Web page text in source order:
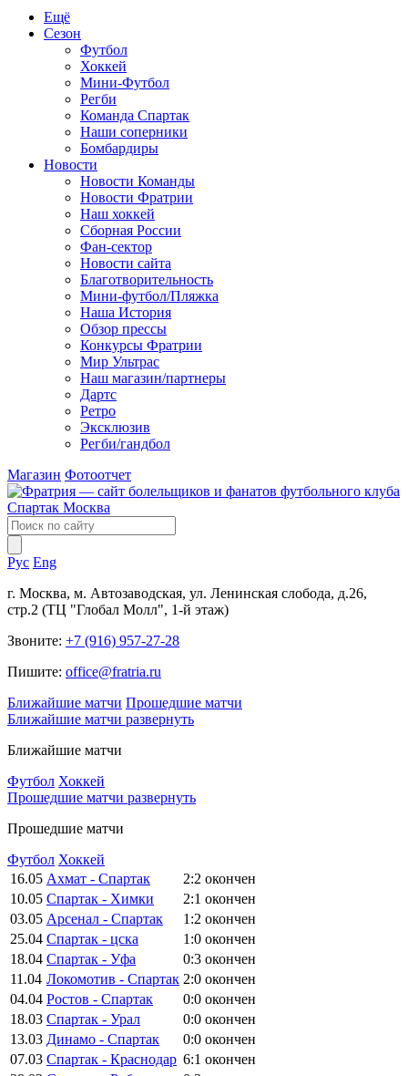
Ещё
Сезон
Футбол
Хоккей
Мини-Футбол
Регби
Команда Спартак
Наши соперники
Бомбардиры
Новости
Новости Команды
Новости Фратрии
Наш хоккей
Сборная России
Фан-cектор
Новости сайта
Благотворительность
Мини-футбол/Пляжка
Наша История
Обзор прессы
Конкурсы Фратрии
Мир Ультрас
Наш магазин/партнеры
Дартс
Ретро
Эксклюзив
Регби/гандбол
Магазин Фотоотчет
Рус Eng
г. Москва, м. Автозаводская, ул. Ленинская слобода, д.26,
стр.2 (ТЦ "Глобал Молл", 1-й этаж)
Звоните: +7 (916) 957-27-28
Пишите: office@fratria.ru
Ближайшие матчи Прошедшие матчи
Ближайшие матчи развернуть
Ближайшие матчи
Футбол Хоккей
Прошедшие матчи развернуть
Прошедшие матчи
Футбол Хоккей
16.05 Ахмат - Спартак 2:2 окончен
10.05 Спартак - Химки 2:1 окончен
03.05 Арсенал - Спартак 1:2 окончен
25.04 Спартак - цска 1:0 окончен
18.04 Спартак - Уфа 0:3 окончен
11.04 Локомотив - Спартак 2:0 окончен
04.04 Ростов - Спартак 0:0 окончен
18.03 Спартак - Урал 0:0 окончен
13.03 Динамо - Спартак 0:0 окончен
07.03 Спартак - Краснодар 6:1 окончен